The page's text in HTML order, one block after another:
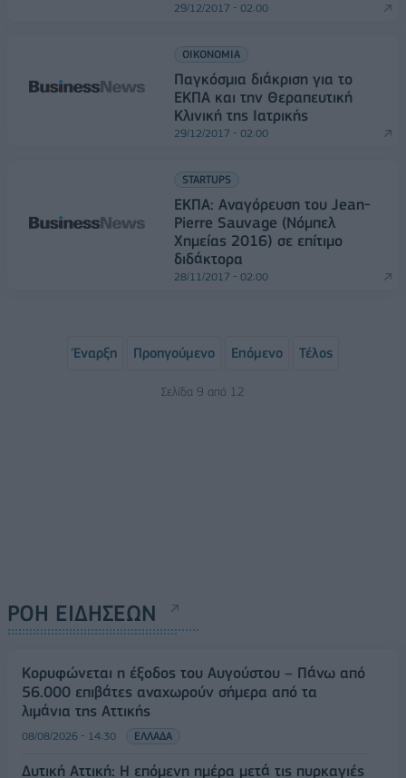
29/12/2017 - 02:00
ΟΙΚΟΝΟΜΙΑ
Παγκόσμια διάκριση για το
ΕΚΠΑ και την Θεραπευτική
Κλινική της Ιατρικής
29/12/2017 - 02:00
STARTUPS
ΕΚΠΑ: Αναγόρευση του Jean-
Pierre Sauvage (Νόμπελ
Χημείας 2016) σε επίτιμo
διδάκτορα
28/11/2017 - 02:00
Έναρξη Προηγούμενο Επόμενο Τέλος
Σελίδα 9 από 12
ΡΟΗ ΕΙΔΗΣΕΩΝ
Κορυφώνεται η έξοδος του Αυγούστου – Πάνω από
56.000 επιβάτες αναχωρούν σήμερα από τα
λιμάνια της Αττικής
08/08/2026 - 14:30 ΕΛΛΑΔΑ
Δυτική Αττική: Η επόμενη ημέρα μετά τις πυρκαγιές